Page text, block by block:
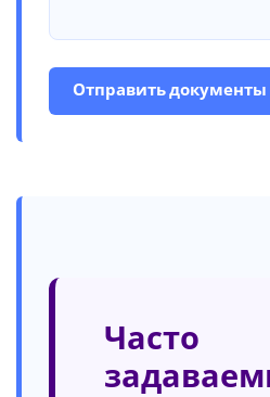
Отправить документы
Часто